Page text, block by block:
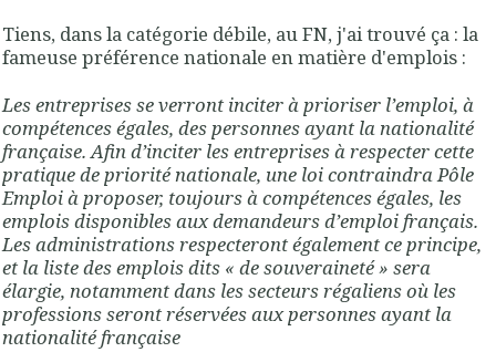
Tiens, dans la catégorie débile, au FN, j'ai trouvé ça : la
fameuse préférence nationale en matière d'emplois :
Les entreprises se verront inciter à prioriser l’emploi, à
compétences égales, des personnes ayant la nationalité
française. Afin d’inciter les entreprises à respecter cette
pratique de priorité nationale, une loi contraindra Pôle
Emploi à proposer, toujours à compétences égales, les
emplois disponibles aux demandeurs d’emploi français.
Les administrations respecteront également ce principe,
et la liste des emplois dits « de souveraineté » sera
élargie, notamment dans les secteurs régaliens où les
professions seront réservées aux personnes ayant la
nationalité française